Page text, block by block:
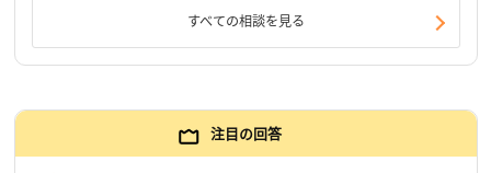
すべての相談を見る
注目の回答